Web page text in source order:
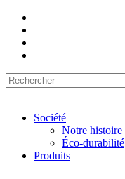
Société
Notre histoire
Éco-durabilité
Produits